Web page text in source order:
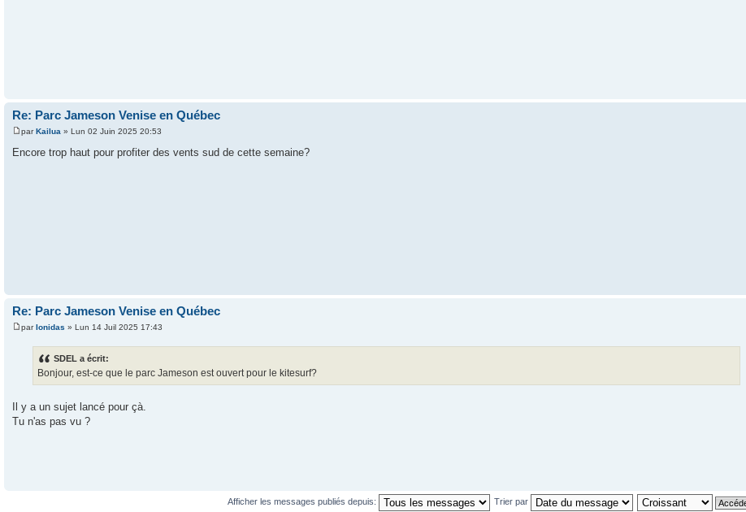
Re: Parc Jameson Venise en Québec
parKailua » Lun 02 Juin 2025 20:53
Encore trop haut pour profiter des vents sud de cette semaine?
Re: Parc Jameson Venise en Québec
parIonidas » Lun 14 Juil 2025 17:43
SDEL a écrit:
Bonjour, est-ce que le parc Jameson est ouvert pour le kitesurf?
Il y a un sujet lancé pour çà.
Tu n'as pas vu ?
Afficher les messages publiés depuis: Trier par